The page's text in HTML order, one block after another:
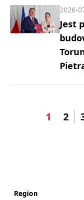
Jest
2026-
1 2
Region